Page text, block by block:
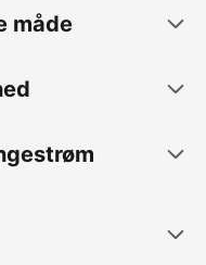
måde